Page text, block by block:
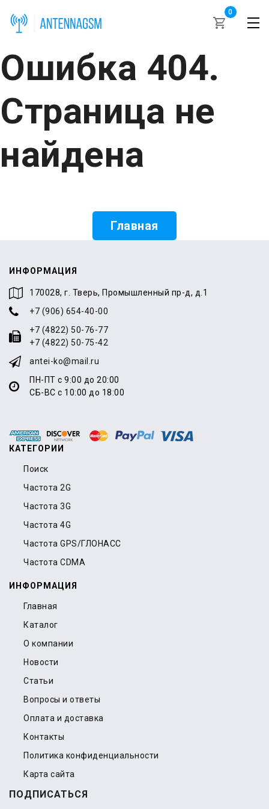
0
Ошибка 404.
Страница не
найдена
Главная
ИНФОРМАЦИЯ
170028, г. Тверь, Промышленный пр-д, д.1
+7 (906) 654-40-00
+7 (4822) 50-76-77
+7 (4822) 50-75-42
antei-ko@mail.ru
ПН-ПТ с 9:00 до 20:00
СБ-ВС с 10:00 до 18:00
КАТЕГОРИИ
Поиск
Частота 2G
Частота 3G
Частота 4G
Частота GPS/ГЛОНАСС
Частота CDMA
ИНФОРМАЦИЯ
Главная
Каталог
О компании
Новости
Статьи
Вопросы и ответы
Оплата и доставка
Контакты
Политика конфиденциальности
Карта сайта
ПОДПИСАТЬСЯ